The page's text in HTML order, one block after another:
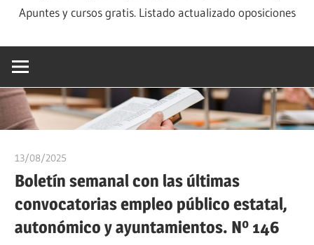
Apuntes y cursos gratis. Listado actualizado oposiciones
13/08/2025
Boletín semanal con las últimas
convocatorias empleo público estatal,
autonómico y ayuntamientos. Nº 146